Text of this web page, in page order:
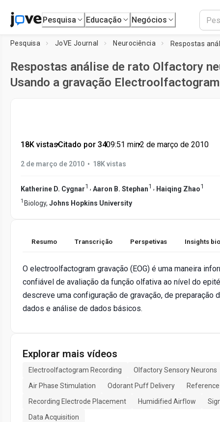
Pesquisa Educação Negócios
Pesquisa JoVE Journal Neurociência
Respostas análise de rato Olfactory
Usando a gravação
18K vistas•Citado por 34•09:51 min•2 de março de 2010
2 de março de 2010 • 18K vistas
Katherine D. Cygnar1 , Aaron B. Stephan1 , Haiqing Zhao1
1 Biology, Johns Hopkins University
Resumo Transcrição Perspetivas Insights
O electroolfactogram gravação (EOG) é uma maneira
confiável de avaliação da função olfativa ao nível do
descreve uma configuração de gravação, de preparação
dados e análise de dados básicos.
Explorar mais vídeos
Electroolfactogram Recording
Olfactory Sensory Neurons
Air Phase Stimulation
Odorant Puff Delivery
Recording Electrode Placement
Humidified Airflow
Data Acquisition